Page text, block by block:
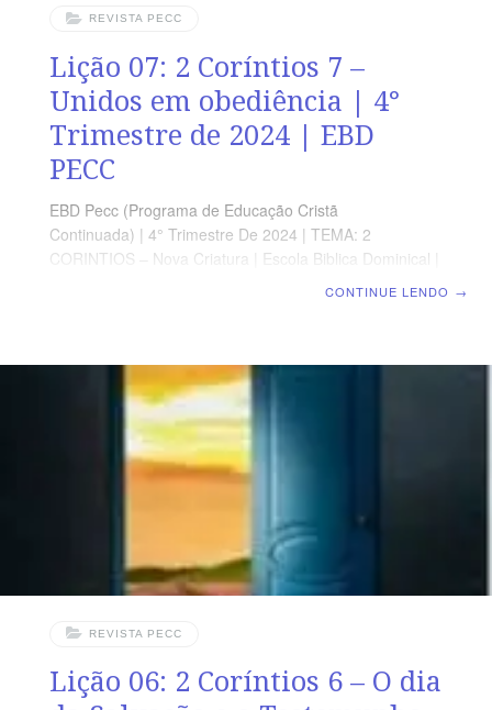
REVISTA PECC
Lição 07: 2 Coríntios 7 –
Unidos em obediência | 4°
Trimestre de 2024 | EBD
PECC
EBD Pecc (Programa de Educação Cristã
Continuada) | 4° Trimestre De 2024 | TEMA: 2
CORINTIOS – Nova Criatura | Escola Biblica Dominical |
página. ORIENTAÇÃO PEDAGÓGICA Em 2 Coríntios 7
há 16 versos. Sugerimos começar a aula lendo, com os
alunos, 2 Coríntios 7.1-12 (2 a 3 min.). A revista
funciona como guia de estudo e leitura complementar,
mas não substitui
CONTINUE LENDO →
REVISTA PECC
Lição 06: 2 Coríntios 6 – O dia